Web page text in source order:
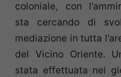
coloniale, con
sta cercando di
mediazione in tutta
del Vicino Oriente.
stata effettuata nei